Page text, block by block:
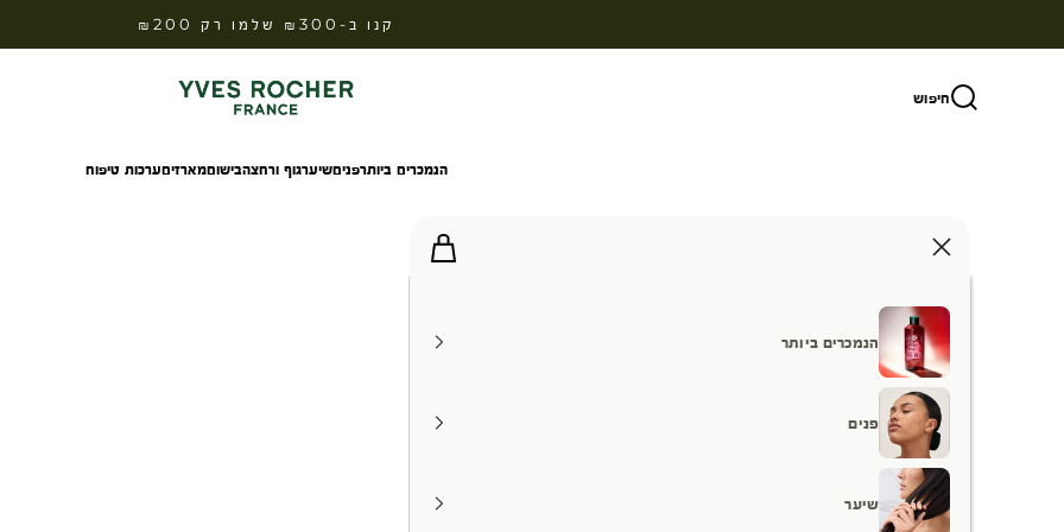
קנו ב-₪300 שלמו רק ₪200
חיפוש Yves Rocher Israel
הנמכרים ביותרפניםשיערגוף ורחצהבישוםמארזיםערכות טיפוח
הנמכרים ביותר
פנים
שיער